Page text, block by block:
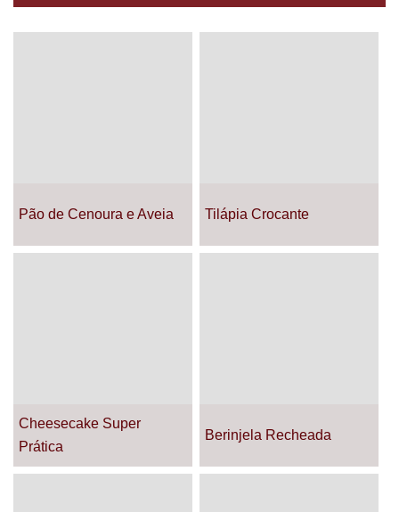
Pão de Cenoura e Aveia Tilápia Crocante
Cheesecake Super
Prática
Berinjela Recheada